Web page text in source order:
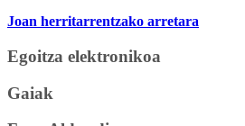
Joan herritarrentzako arretara
Egoitza elektronikoa
Gaiak